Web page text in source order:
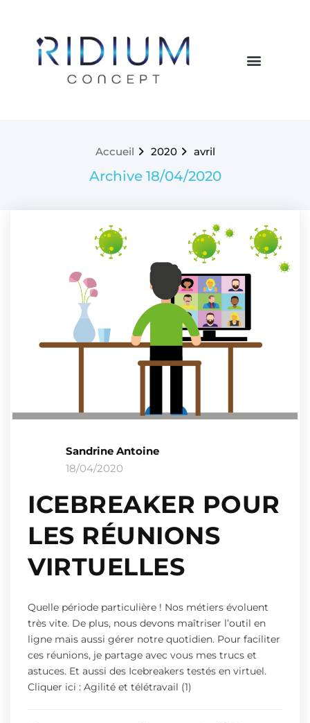
Accueil 2020 avril
Archive 18/04/2020
Sandrine Antoine
18/04/2020
ICEBREAKER POUR
LES RÉUNIONS
VIRTUELLES
Quelle période particulière ! Nos métiers évoluent
très vite. De plus, nous devons maîtriser l’outil en
ligne mais aussi gérer notre quotidien. Pour faciliter
ces réunions, je partage avec vous mes trucs et
astuces. Et aussi des Icebreakers testés en virtuel.
Cliquer ici : Agilité et télétravail (1)